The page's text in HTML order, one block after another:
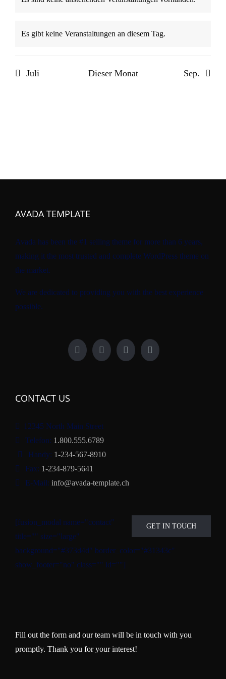
Hinweis
Es gibt keine Veranstaltungen an diesem Tag.
Juli Dieser Monat Sep.
AVADA TEMPLATE
Avada has been the #1 selling theme for more than 6 years,
making it the most trusted and complete WordPress theme on
the market.
We are dedicated to providing you with the best experience
possible.
CONTACT US
12345 North Main Street
Telefon: 1.800.555.6789
Handy: 1-234-567-8910
Fax: 1-234-879-5641
E-Mail: info@avada-template.ch
GET IN TOUCH
[fusion_modal name="contact"
title="" size="large"
background="#373d4d" border_color="#31343c"
show_footer="no" class="" id=""]
Fill out the form and our team will be in touch with you
promptly. Thank you for your interest!